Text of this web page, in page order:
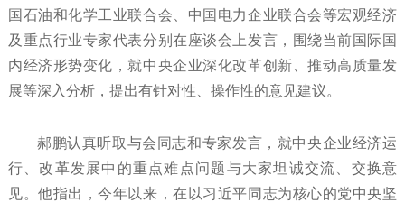
国石油和化学工业联合会、中国电力企业联合会等宏观经济
及重点行业专家代表分别在座谈会上发言，围绕当前国际国
内经济形势变化，就中央企业深化改革创新、推动高质量发
展等深入分析，提出有针对性、操作性的意见建议。
郝鹏认真听取与会同志和专家发言，就中央企业经济运
行、改革发展中的重点难点问题与大家坦诚交流、交换意
见。他指出，今年以来，在以习近平同志为核心的党中央坚